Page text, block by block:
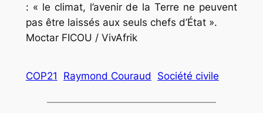
: « le climat, l’avenir de la Terre ne peuvent
pas être laissés aux seuls chefs d’État ».
Moctar FICOU / VivAfrik
COP21 Raymond Couraud Société civile